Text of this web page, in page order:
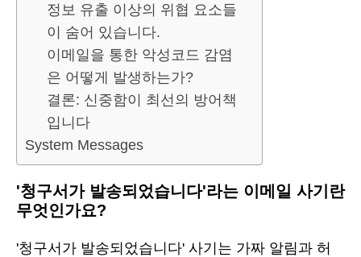
정보 유출 이상의 위협 요소들
이 숨어 있습니다.
이메일을 통한 악성코드 감염
은 어떻게 발생하는가?
결론: 신중함이 최선의 방어책
입니다
System Messages
'청구서가 발송되었습니다'라는 이메일 사기란
무엇인가요?
'청구서가 발송되었습니다' 사기는 가짜 알림과 허